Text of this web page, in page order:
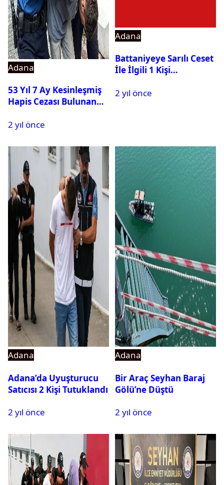
Adana
53 Yıl 7 Ay Kesinleşmiş
Hapis Cezası Bulunan
2 yıl önce
Adana
Battaniyeye Sarılı Ceset
İle İlgili 1 Kişi
2 yıl önce
Adana
Adana’da Uyuşturucu
Satıcısı 2 Kişi Tutuklandı
2 yıl önce
Adana
Bir Araç Seyhan Baraj
Gölü’ne Düştü
2 yıl önce